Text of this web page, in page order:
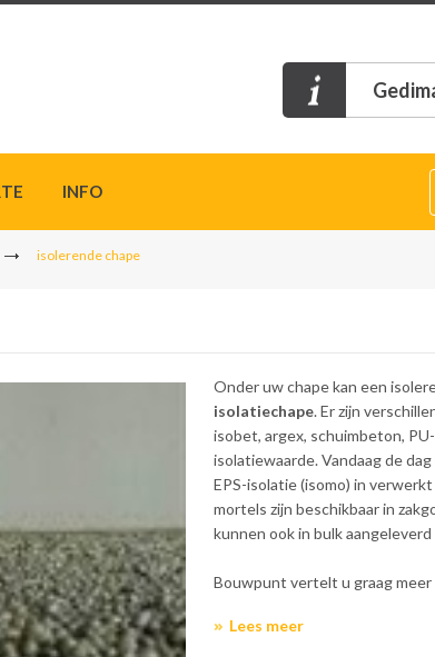
INFO
isolerende chape
Onder uw chape kan een
isolatiechape. Er zijn
isobet, argex, schuimbeton,
isolatiewaarde. Vandaag de
EPS-isolatie (isomo) in
mortels zijn beschikbaar in
kunnen ook in bulk
Bouwpunt vertelt u graag
Lees meer